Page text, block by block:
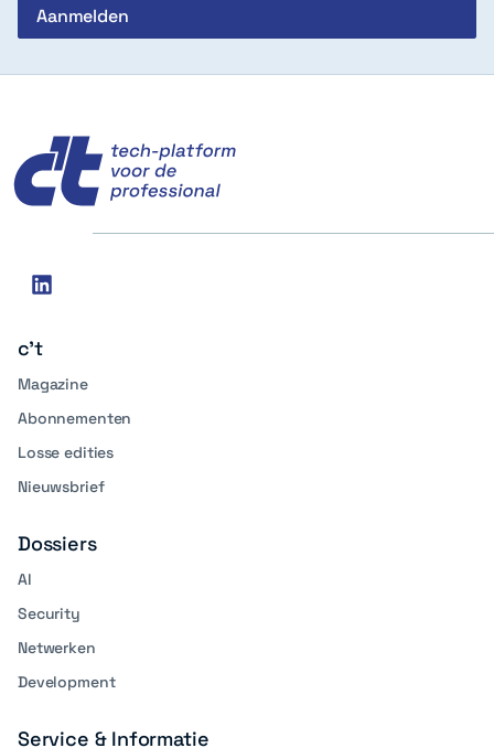
Social
linkedin
c't
Magazine
Abonnementen
Losse edities
Nieuwsbrief
Dossiers
AI
Security
Netwerken
Development
Service & Informatie